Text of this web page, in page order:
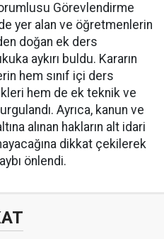
Görevlendirme
yer alan ve öğretmenlerin
doğan ek ders
aykırı buldu. Kararın
hem sınıf içi ders
hem de ek teknik ve
Ayrıca, kanun ve
alınan hakların alt idari
dikkat çekilerek
önlendi.